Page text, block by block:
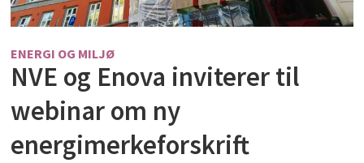
ENERGI OG MILJØ
NVE og Enova inviterer til
webinar om ny
energimerkeforskrift